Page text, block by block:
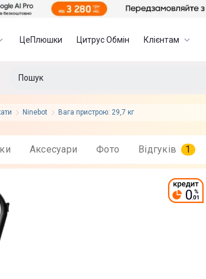
ЦеПлюшки Цитрус Обмін Клієнтам
Ninebot Вага пристрою: 29,7 кг
Аксесуари Фото Відгуків 1